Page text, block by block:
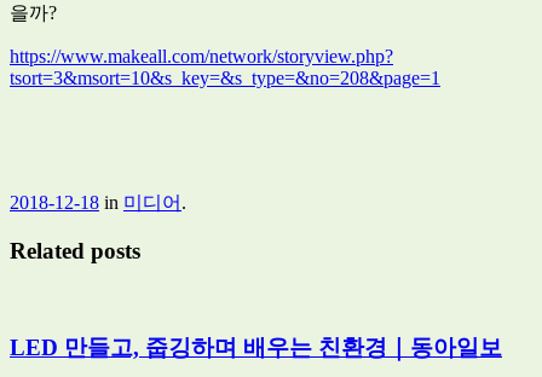
을까?
https://www.makeall.com/network/storyview.php?
tsort=3&msort=10&s_key=&s_type=&no=208&page=1
2018-12-18 in 미디어 .
Related posts
LED 만들고, 줍깅하며 배우는 친환경｜동아일보